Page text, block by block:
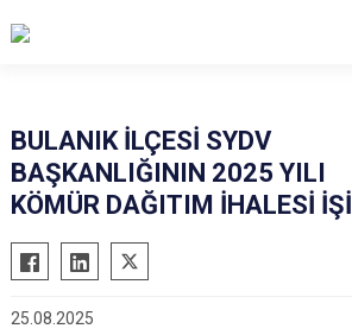
Bulanık
Korkut
BULANIK İLÇESİ SYDV
BAŞKANLIĞININ 2025 YILI
KÖMÜR DAĞITIM İHALESİ İŞİ
25.08.2025